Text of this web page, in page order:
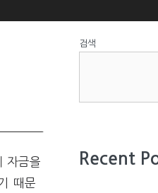
자금을
때문
검색
Recent